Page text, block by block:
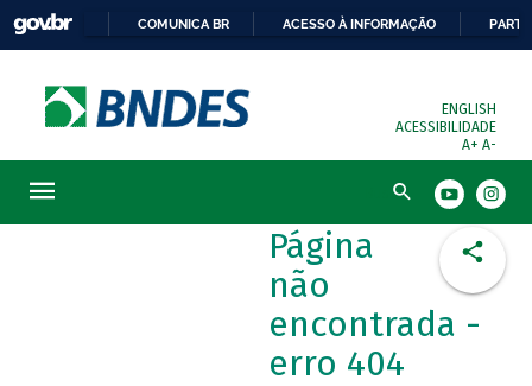
COMUNICA BR ACESSO À INFORMAÇÃO
ENGLISH
ACESSIBILIDADE
A+ A-
Busca
Página
não
encontrada -
erro 404